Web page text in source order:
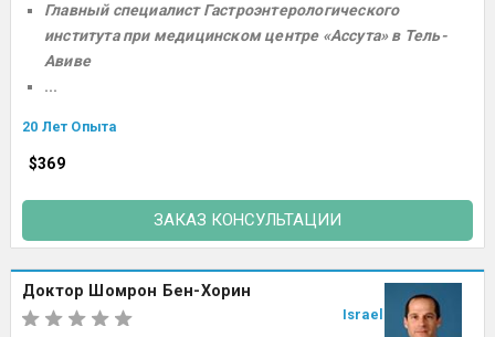
Главный специалист Гастроэнтерологического
института при медицинском центре «Ассута» в Тель-
Авиве
...
20 Лет Опыта
$369
ЗАКАЗ КОНСУЛЬТАЦИИ
Доктор Шомрон Бен-Хорин
Israel